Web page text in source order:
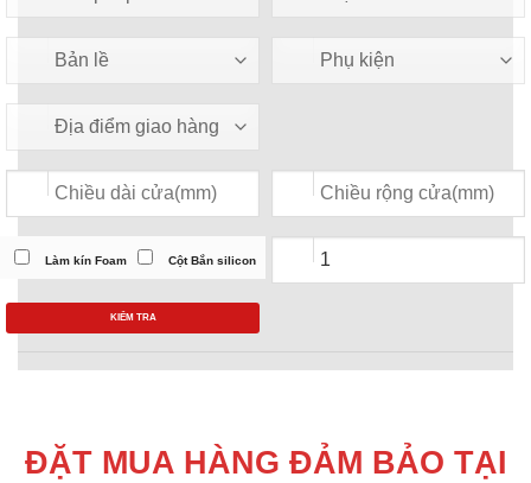
Làm kín Foam Cột Bắn silicon
KIỂM TRA
ĐẶT MUA HÀNG ĐẢM BẢO TẠI